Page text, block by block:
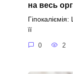
на весь
її
0 2